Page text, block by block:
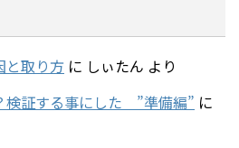
と取り方 に しぃたん より
検証する事にした ”準備編” に